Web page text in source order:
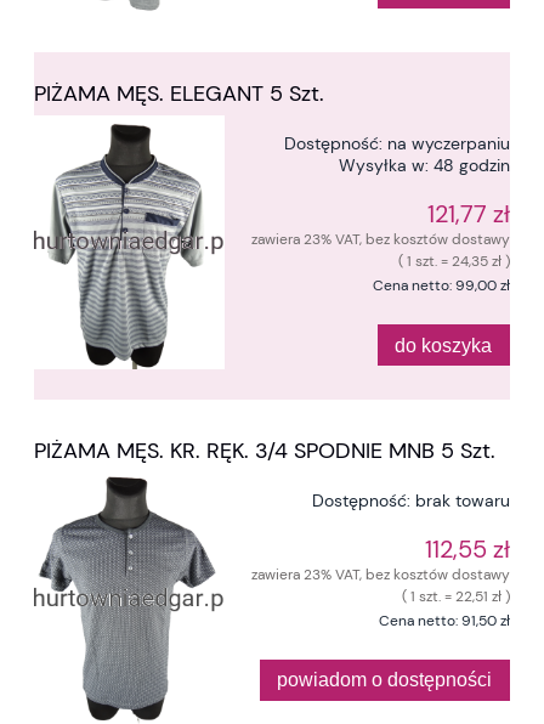
PIŻAMA MĘS. ELEGANT 5 Szt.
Dostępność: na wyczerpaniu
Wysyłka w: 48 godzin
121,77 zł
zawiera 23% VAT, bez kosztów dostawy
( 1 szt. = 24,35 zł )
Cena netto:99,00 zł
do koszyka
PIŻAMA MĘS. KR. RĘK. 3/4 SPODNIE MNB 5 Szt.
Dostępność: brak towaru
112,55 zł
zawiera 23% VAT, bez kosztów dostawy
( 1 szt. = 22,51 zł )
Cena netto:91,50 zł
powiadom o dostępności